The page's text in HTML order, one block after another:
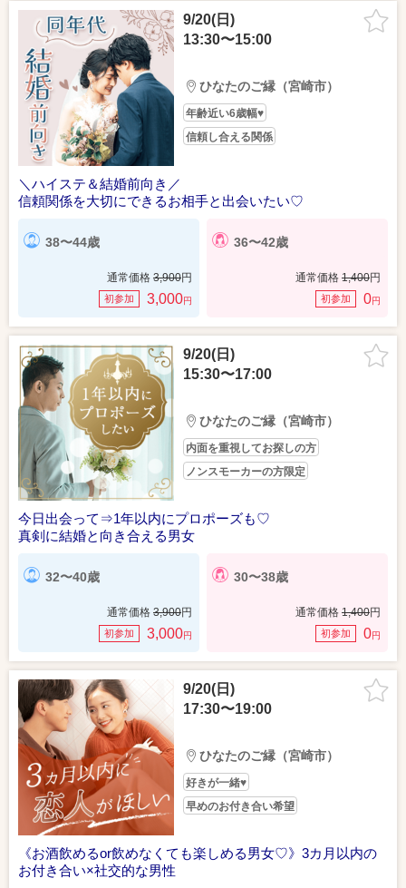
9/20(日)
13:30〜15:00
ひなたのご縁（宮崎市）
年齢近い6歳幅♥
信頼し合える関係
＼ハイステ＆結婚前向き／
信頼関係を大切にできるお相手と出会いたい♡
38〜44歳
通常価格 3,900円
初参加 3,000円
36〜42歳
通常価格 1,400円
初参加 0円
9/20(日)
15:30〜17:00
ひなたのご縁（宮崎市）
内面を重視してお探しの方
ノンスモーカーの方限定
今日出会って⇒1年以内にプロポーズも♡
真剣に結婚と向き合える男女
32〜40歳
通常価格 3,900円
初参加 3,000円
30〜38歳
通常価格 1,400円
初参加 0円
9/20(日)
17:30〜19:00
ひなたのご縁（宮崎市）
好きが一緒♥
早めのお付き合い希望
《お酒飲めるor飲めなくても楽しめる男女♡》3カ月以内の
お付き合い×社交的な男性